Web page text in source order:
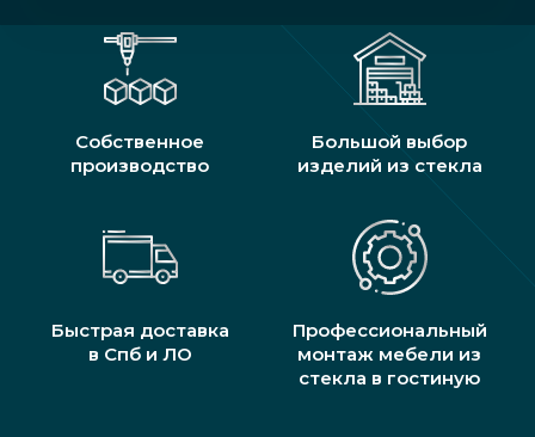
Собственное
производство
Большой выбор
изделий из стекла
Быстрая доставка
в Спб и ЛО
Профессиональный
монтаж мебели из
стекла в гостиную